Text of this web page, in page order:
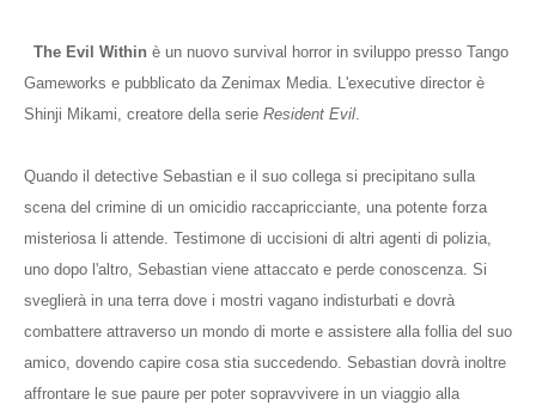
The Evil Within è un nuovo survival horror in sviluppo presso Tango
Gameworks e pubblicato da Zenimax Media. L'executive director è
Shinji Mikami, creatore della serie Resident Evil.
Quando il detective Sebastian e il suo collega si precipitano sulla
scena del crimine di un omicidio raccapricciante, una potente forza
misteriosa li attende. Testimone di uccisioni di altri agenti di polizia,
uno dopo l'altro, Sebastian viene attaccato e perde conoscenza. Si
sveglierà in una terra dove i mostri vagano indisturbati e dovrà
combattere attraverso un mondo di morte e assistere alla follia del suo
amico, dovendo capire cosa stia succedendo. Sebastian dovrà inoltre
affrontare le sue paure per poter sopravvivere in un viaggio alla